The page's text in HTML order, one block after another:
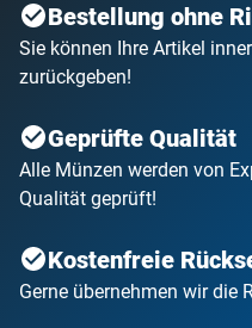
Bestellung ohne
Sie können Ihre Artikel
zurückgeben!
Geprüfte Qualität
Alle Münzen werden von
Qualität geprüft!
Kostenfreie
Gerne übernehmen wir die